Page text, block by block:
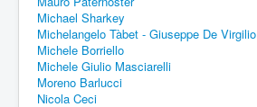
Michael Sharkey
Michelangelo Tàbet - Giuseppe De Virgilio
Michele Borriello
Michele Giulio Masciarelli
Moreno Barlucci
Nicola Ceci